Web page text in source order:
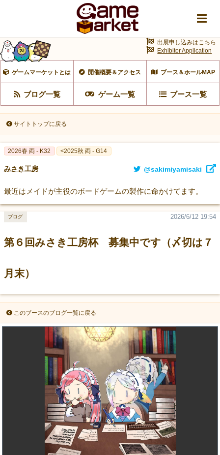
ゲームマーケットとは 開催概要＆アクセス ブース＆ホールMAP
ブログ一覧 ゲーム一覧 ブース一覧
出展申し込みはこちら
Exhibitor Application
サイトトップに戻る
2026春 両 - K32 <2025秋 両 - G14
みさき工房 @sakimiyamisaki
最近はメイドが主役のボードゲームの製作に命かけてます。
第６回みさき工房杯 募集中です（〆切は７
月末）
2026/6/12 19:54
ブログ
このブースのブログ一覧に戻る